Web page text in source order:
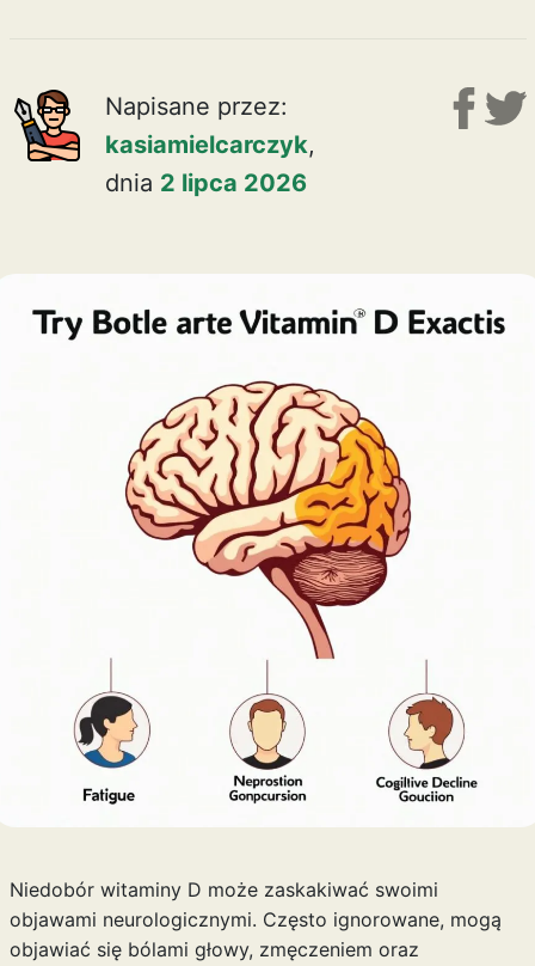
Napisane przez:
kasiamielcarczyk,
dnia 2 lipca 2026
Niedobór witaminy D może zaskakiwać swoimi
objawami neurologicznymi. Często ignorowane, mogą
objawiać się bólami głowy, zmęczeniem oraz